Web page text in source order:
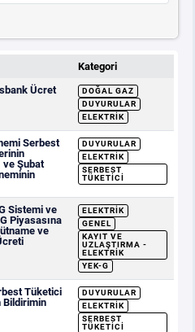
Kategori
Ücret
DOĞAL GAZ
DUYURULAR
ELEKTRIK
Serbest
ve Şubat
DUYURULAR
ELEKTRIK
SERBEST
TÜKETICI
Sistemi ve
Piyasasına
ve
ELEKTRIK
GENEL
KAYIT VE
UZLAŞTIRMA -
ELEKTRIK
YEK-G
Tüketici
Bildirimin
DUYURULAR
ELEKTRIK
SERBEST
TÜKETICI